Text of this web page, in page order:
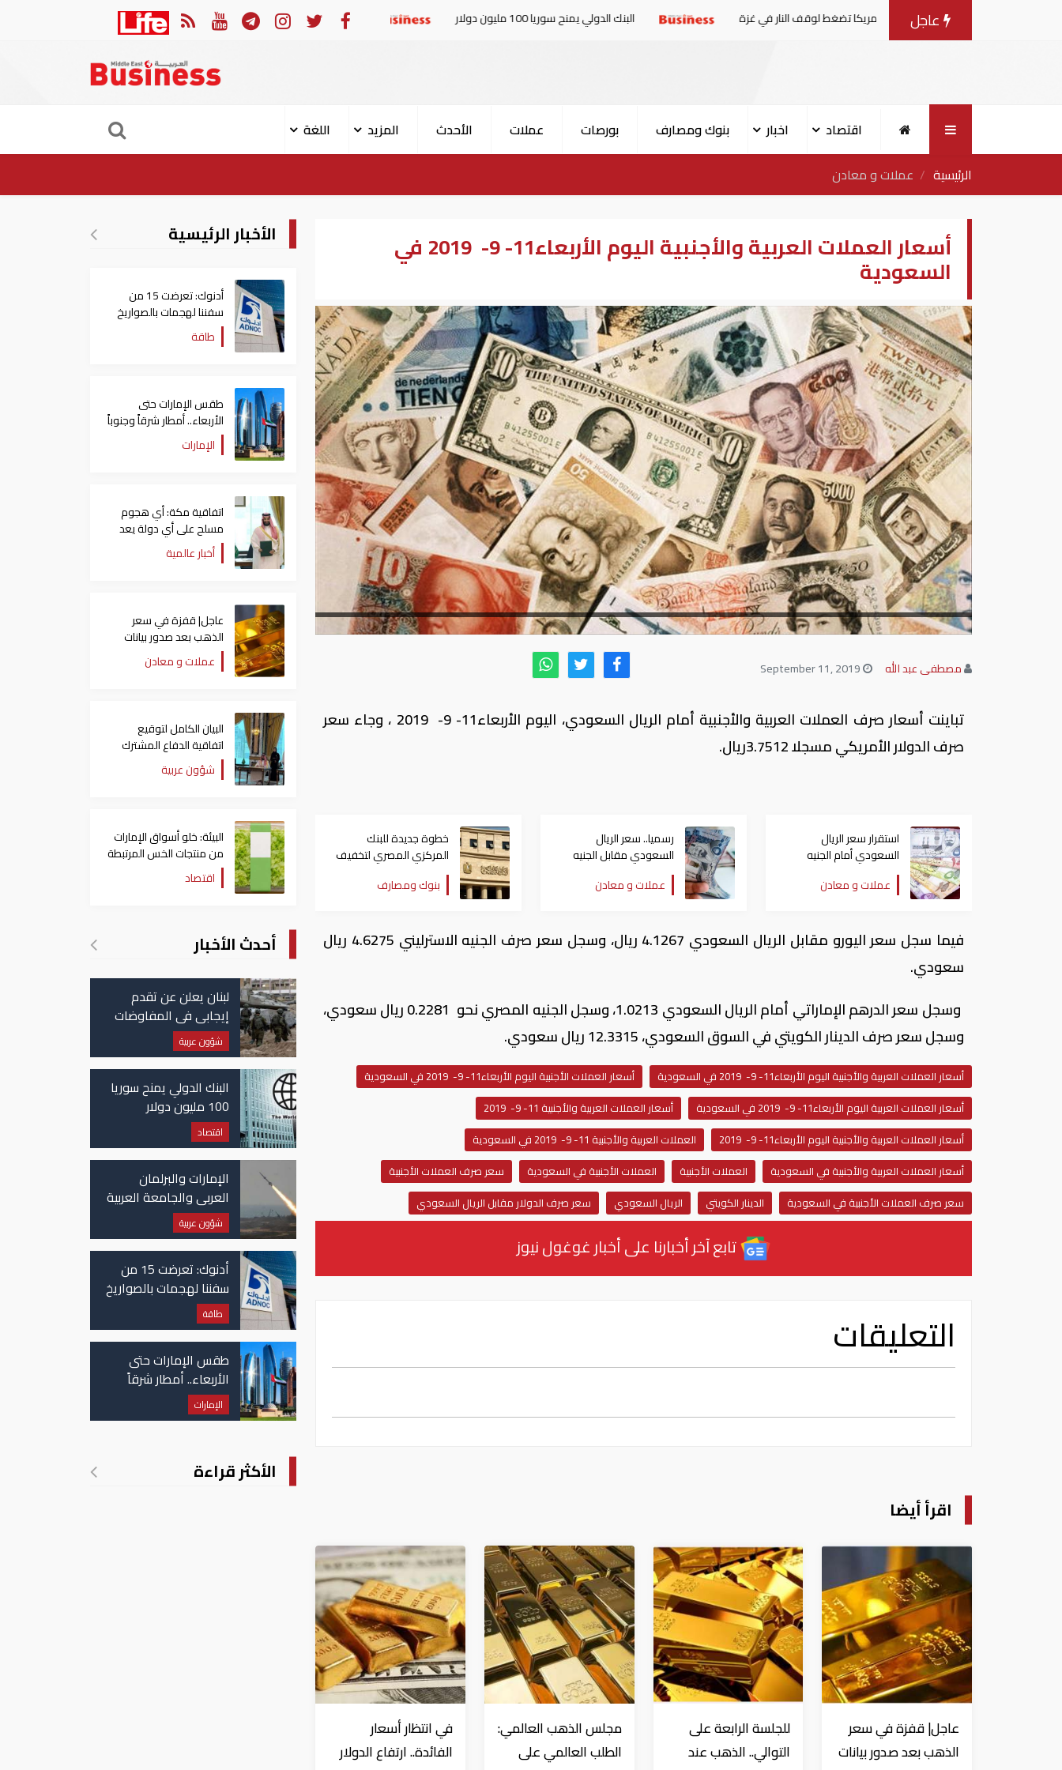
عاجل
مع إسرائيل.. وأمريكا تضغط لوقف النار في غزة البنك الدولي يمنح سوريا 100 مليون دولار الإمارات والبرلمان العربي والجامعة العربية يدينون الهجوم الحوثي على نجران بالسعودية
اقتصاد اخبار بنوك ومصارف بورصات عملات الأحدث المزيد
اللغة
الرئيسية
عملات و معادن
أسعار العملات العربية والأجنبية اليوم الأربعاء11- 9- 2019 في
السعودية
مصطفى عبد الله
تباينت أسعار صرف العملات العربية والأجنبية أمام الريال السعودي، اليوم الأربعاء11- 9- 2019 ، وجاء سعر
صرف الدولار الأمريكي مسجلا 3.7512ريال.
استقرار سعر الريال
السعودي أمام الجنيه
المصري اليوم الأحد
عملات و معادن
رسميا.. سعر الريال
السعودي مقابل الجنيه
المصري اليوم الأحد
عملات و معادن
خطوة جديدة للبنك
المركزي المصري لتخفيف
الضغط على العملات
الأجنبية
بنوك ومصارف
فيما سجل سعر اليورو مقابل الريال السعودي 4.1267 ريال، وسجل سعر صرف الجنيه الاسترليني 4.6275 ريال
سعودي.
وسجل سعر الدرهم الإماراتي أمام الريال السعودي 1.0213، وسجل الجنيه المصري نحو 0.2281 ريال سعودي،
وسجل سعر صرف الدينار الكويتي في السوق السعودي، 12.3315 ريال سعودي.
أسعار العملات العربية والأجنبية اليوم الأربعاء11- 9- 2019 في السعودية
أسعار العملات الأجنبية اليوم الأربعاء11- 9- 2019 في السعودية
أسعار العملات العربية اليوم الأربعاء11- 9- 2019 في السعودية
أسعار العملات العربية والأجنبية 11- 9- 2019
أسعار العملات العربية والأجنبية اليوم الأربعاء11- 9- 2019
العملات العربية والأجنبية 11- 9- 2019 في السعودية
أسعار العملات العربية والأجنبية في السعودية
العملات الأجنبية العملات الأجنبية في السعودية
سعر صرف العملات الأجنبية
سعر صرف العملات الأجنبية في السعودية
الدينار الكويتي الريال السعودي سعر صرف الدولار مقابل الريال السعودي
تابع آخر أخبارنا على أخبار غوغول نيوز
التعليقات
اقرأ أيضا
عاجل| قفزة في سعر
الذهب بعد صدور بيانات
للجلسة الرابعة على
التوالي.. الذهب عند
مجلس الذهب العالمي:
الطلب العالمي على
في انتظار أسعار
الفائدة.. ارتفاع الدولار
الأخبار الرئيسية
أدنوك: تعرضت 15 من
سفننا لهجمات بالصواريخ
والطائرات المسيّرة منذ
بداية النزاع
طاقة
طقس الإمارات حتى
الأربعاء.. أمطار شرقاً وجنوباً
وانخفاض تدريجي للحرارة
الإمارات
اتفاقية مكة: أي هجوم
مسلح على أي دولة يعد
هجوما على الدول الثلاث
جميعا
أخبار عالمية
عاجل| قفزة في سعر
الذهب بعد صدور بيانات
الوظائف الأمريكية
عملات و معادن
البيان الكامل لتوقيع
اتفاقية الدفاع المشترك
بين السعودية وتركيا
وباكستان
شؤون عربية
البيئة: خلو أسواق الإمارات
من منتجات الخس المرتبطة
بتفشي داء السيكلوسبورا
اقتصاد
أحدث الأخبار
لبنان يعلن عن تقدم
إيجابي في المفاوضات
مع إسرائيل.. وأمريكا
تضغط لوقف النار في
غزة
شؤون عربية
البنك الدولي يمنح سوريا
100 مليون دولار
اقتصاد
الإمارات والبرلمان
العربي والجامعة العربية
يدينون الهجوم الحوثي
على نجران بالسعودية
شؤون عربية
أدنوك: تعرضت 15 من
سفننا لهجمات بالصواريخ
والطائرات المسيّرة منذ
بداية النزاع
طاقة
طقس الإمارات حتى
الأربعاء.. أمطار شرقاً
وجنوباً وانخفاض
تدريجي للحرارة
الإمارات
الأكثر قراءة